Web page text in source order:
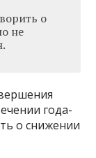
о
не
года-
о снижении